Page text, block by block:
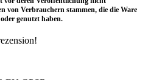
von Verbrauchern stammen, die die Ware
genutzt haben.